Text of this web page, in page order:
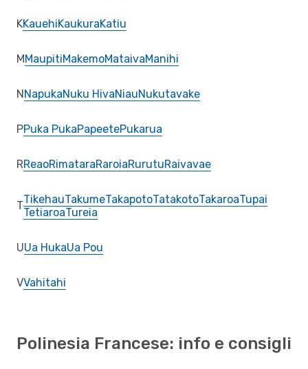
KKauehiKaukuraKatiu
MMaupitiMakemoMataivaManihi
NNapukaNuku HivaNiauNukutavake
PPuka PukaPapeetePukarua
RReaoRimataraRaroiaRurutuRaivavae
TTikehauTakumeTakapotoTatakotoTakaroaTupai
TetiaroaTureia
UUa HukaUa Pou
VVahitahi
Polinesia Francese: info e consigli